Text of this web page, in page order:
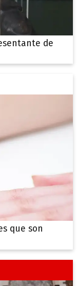
de
que son